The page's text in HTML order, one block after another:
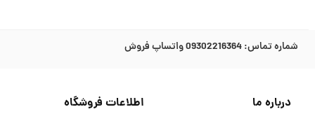
شماره تماس:09302216364 واتساپ فروش
درباره ما اطلاعات فروشگاه